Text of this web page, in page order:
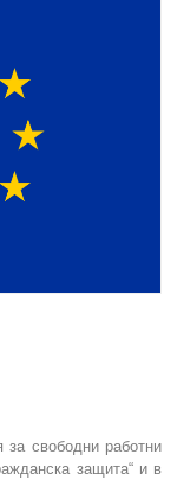
свободни работни
защита“ и в